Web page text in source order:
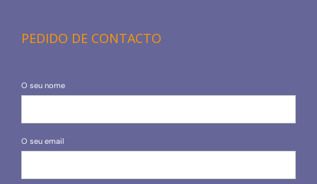
PEDIDO DE CONTACTO
O seu nome
O seu email